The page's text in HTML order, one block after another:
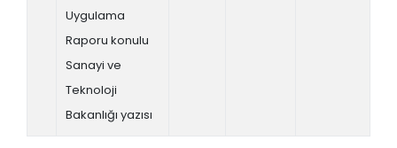
Uygulama
Raporu konulu
Sanayi ve
Teknoloji
Bakanlığı yazısı